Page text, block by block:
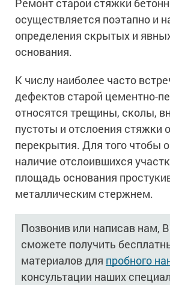
Ингибиторы коррозии
Растворители и разбавители для
Шпатлевки для металла
Сопутствующие товары
Пищевая промышленность
Нефтегазовая промышленность
Жидкая теплоизоляция
Для металла
Сопутствующие товары
Экологичные материалы
Для бетонных полов
Для металла
Для фасада
Для интерьеров
Сопутствующие товары
Антистатические покрытия
Для бетона
Сопутствующие товары
Промышленные покрытия
Промышленные полы
Ремонт промышленных полов
Защита железобетонных
Промышленные металлоконструкции
Промышленное оборудование
Промышленные ремонтные
Промышленные стены
Сопутствующие товары
Холодное цинкование
Грунтовки для холодного цинкования
Сопутствующие товары
Молотковые эмали
Для металла
Толстослойные грунт-эмали
Алюминиевые краски
Сопутствующие товары
Морозостойкие краски
Морозостойкие краски для
Морозостойкие краски для металла
Ремонт старой стяжки
осуществляется поэтапно и
определения скрытых и
основания.
К числу наиболее часто
дефектов старой цементно-
относятся трещины, сколы,
пустоты и отслоения стяжки
перекрытия. Для того чтобы
наличие отслоившихся
площадь основания
металлическим стержнем.
Позвонив или написав нам,
сможете получить
материалов для пробного
консультации наших